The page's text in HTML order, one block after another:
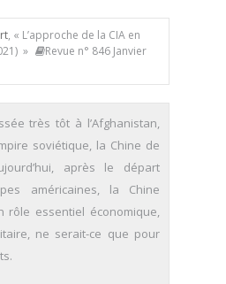
, « L’approche de la CIA en
»
Revue n° 846 Janvier
très tôt à l’Afghanistan,
soviétique, la Chine de
après le départ
américaines, la Chine
rôle essentiel économique,
ne serait-ce que pour